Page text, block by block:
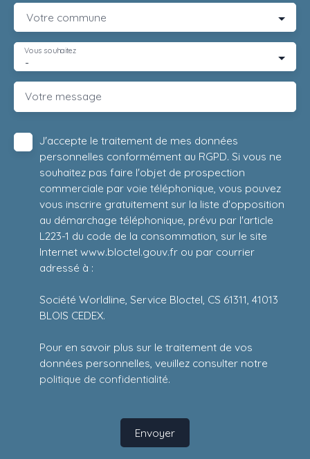
Votre commune
-
Vous souhaitez
Votre message
J'accepte le traitement de mes données
personnelles conformément au RGPD. Si vous ne
souhaitez pas faire l'objet de prospection
commerciale par voie téléphonique, vous pouvez
vous inscrire gratuitement sur la liste d'opposition
au démarchage téléphonique, prévu par l'article
L223-1 du code de la consommation, sur le site
Internet www.bloctel.gouv.fr ou par courrier
adressé à :
Société Worldline, Service Bloctel, CS 61311, 41013
BLOIS CEDEX.
Pour en savoir plus sur le traitement de vos
données personnelles, veuillez consulter notre
politique de confidentialité.
Envoyer